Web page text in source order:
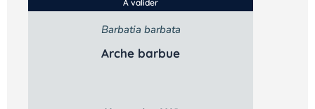
À valider
Barbatia barbata
Arche barbue